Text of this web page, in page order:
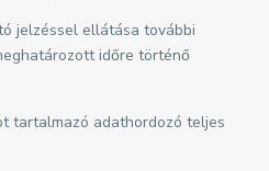
jelzéssel ellátása további
időre történő
tartalmazó adathordozó teljes